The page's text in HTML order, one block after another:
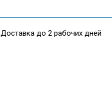
Доставка до 2 рабочих дней